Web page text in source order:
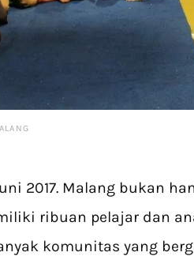
2017. Malang bukan
ribuan pelajar dan
komunitas yang